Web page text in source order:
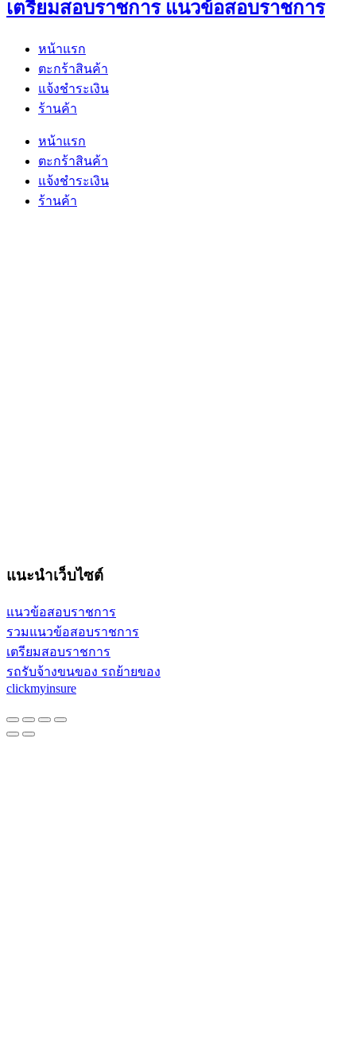
เตรียมสอบราชการ แนวข้อสอบราชการ
หน้าแรก
ตะกร้าสินค้า
แจ้งชำระเงิน
ร้านค้า
หน้าแรก
ตะกร้าสินค้า
แจ้งชำระเงิน
ร้านค้า
แนะนำเว็บไซต์
แนวข้อสอบราชการ
รวมแนวข้อสอบราชการ
เตรียมสอบราชการ
รถรับจ้างขนของ รถย้ายของ
clickmyinsure